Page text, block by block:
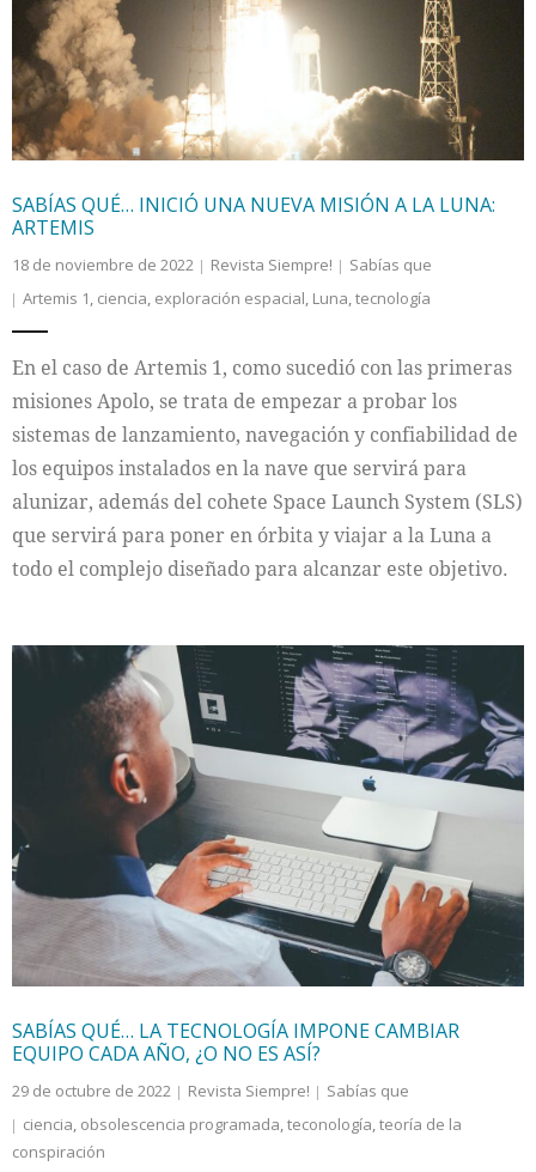
SABÍAS QUÉ… INICIÓ UNA NUEVA MISIÓN A LA LUNA:
ARTEMIS
18 de noviembre de 2022 Revista Siempre!
Sabías que
Artemis 1, ciencia, exploración espacial, Luna,tecnología
En el caso de Artemis 1, como sucedió con las primeras
misiones Apolo, se trata de empezar a probar los
sistemas de lanzamiento, navegación y confiabilidad de
los equipos instalados en la nave que servirá para
alunizar, además del cohete Space Launch System (SLS)
que servirá para poner en órbita y viajar a la Luna a
todo el complejo diseñado para alcanzar este objetivo.
SABÍAS QUÉ… LA TECNOLOGÍA IMPONE CAMBIAR
EQUIPO CADA AÑO, ¿O NO ES ASÍ?
29 de octubre de 2022 Revista Siempre!
Sabías que
ciencia, obsolescencia programada,teconología,teoría de la
conspiración